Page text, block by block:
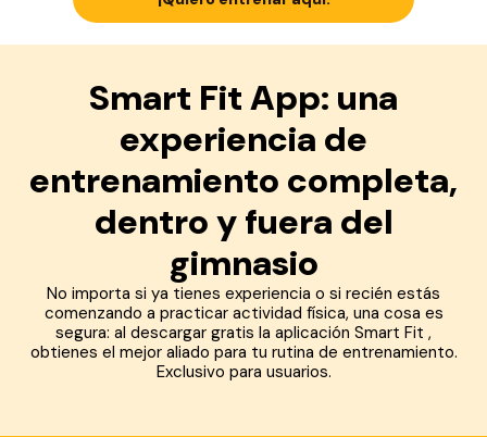
Smart Fit App: una
experiencia de
entrenamiento completa,
dentro y fuera del
gimnasio
No importa si ya tienes experiencia o si recién estás
comenzando a practicar actividad física, una cosa es
segura: al descargar gratis la aplicación Smart Fit ,
obtienes el mejor aliado para tu rutina de entrenamiento.
Exclusivo para usuarios.